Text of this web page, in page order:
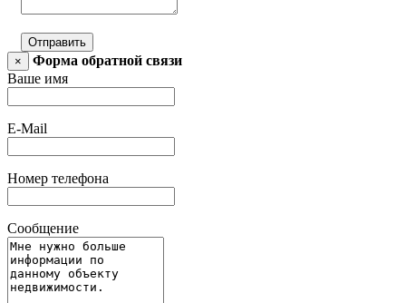
Отправить
×
Форма обратной связи
Ваше имя
E-Mail
Номер телефона
Сообщение